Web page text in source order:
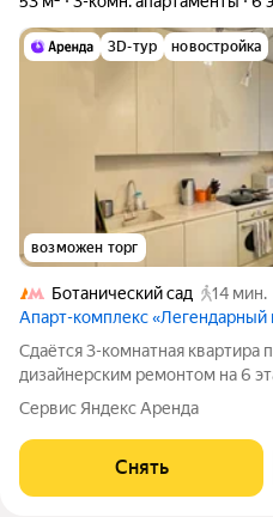
3D-тур новостройка
возможен торг
Ботанический сад
14 мин.
Апарт-комплекс «Легендарный
Сдаётся 3-комнатная квартира
дизайнерским ремонтом на 6
от 11 месяцев. Из техники есть: Духовой шкаф Стиральная
машина Сушильная машина Холодильник Посудомоечная
машина Микроволновка Дом -
Сервис Яндекс Аренда
Снять